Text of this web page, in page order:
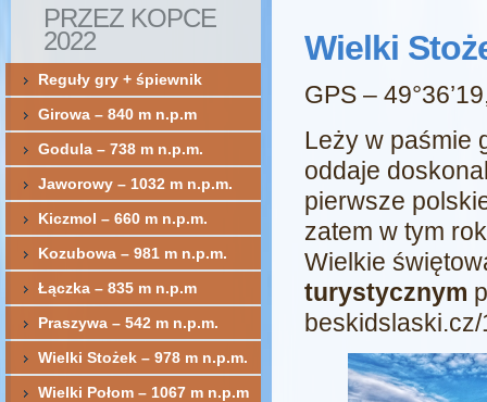
Wielki
GPS –
Leży w paśmie
oddaje
pierwsze
zatem w tym
Wielkie
turystycznym
PRZEZ KOPCE
2022
Reguły gry + śpiewnik
Girowa – 840 m n.p.m
Godula – 738 m n.p.m.
Jaworowy – 1032 m n.p.m.
Kiczmol – 660 m n.p.m.
Kozubowa – 981 m n.p.m.
Łączka – 835 m n.p.m
Praszywa – 542 m n.p.m.
Wielki Stożek – 978 m n.p.m.
Wielki Połom – 1067 m n.p.m